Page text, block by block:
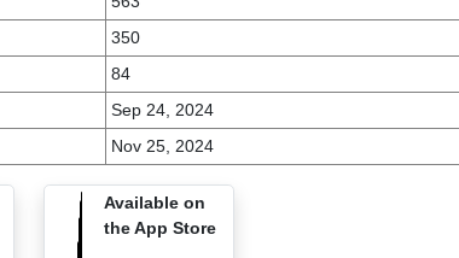
350
84
Sep 24, 2024
Nov 25, 2024
Available on
the App Store